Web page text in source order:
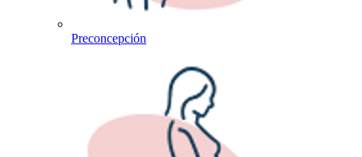
Preconcepción